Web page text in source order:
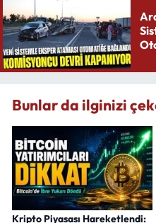
Bunlar da ilginizi
Kripto Piyasası Hareketlendi: